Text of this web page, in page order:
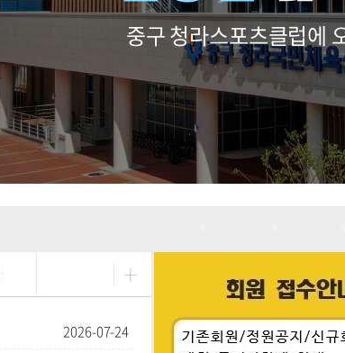
중구 청라스포츠클럽에
+
2026-07-24